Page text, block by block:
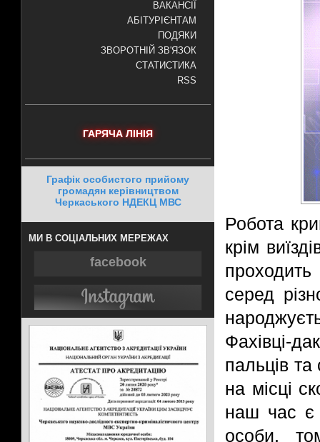
ВАКАНСІЇ
АБІТУРІЄНТАМ
ПОДЯКИ
ЗВОРОТНІЙ ЗВ'ЯЗОК
СТАТИСТИКА
RSS
ГАРЯЧА ЛІНІЯ
Графік особистого прийому
громадян керівництвом
Черкаського НДЕКЦ МВС
МИ В СОЦІАЛЬНИХ МЕРЕЖАХ
facebook
Робота
крім
серед
Фахівці-
пальців
на місці
наш час є
особи,